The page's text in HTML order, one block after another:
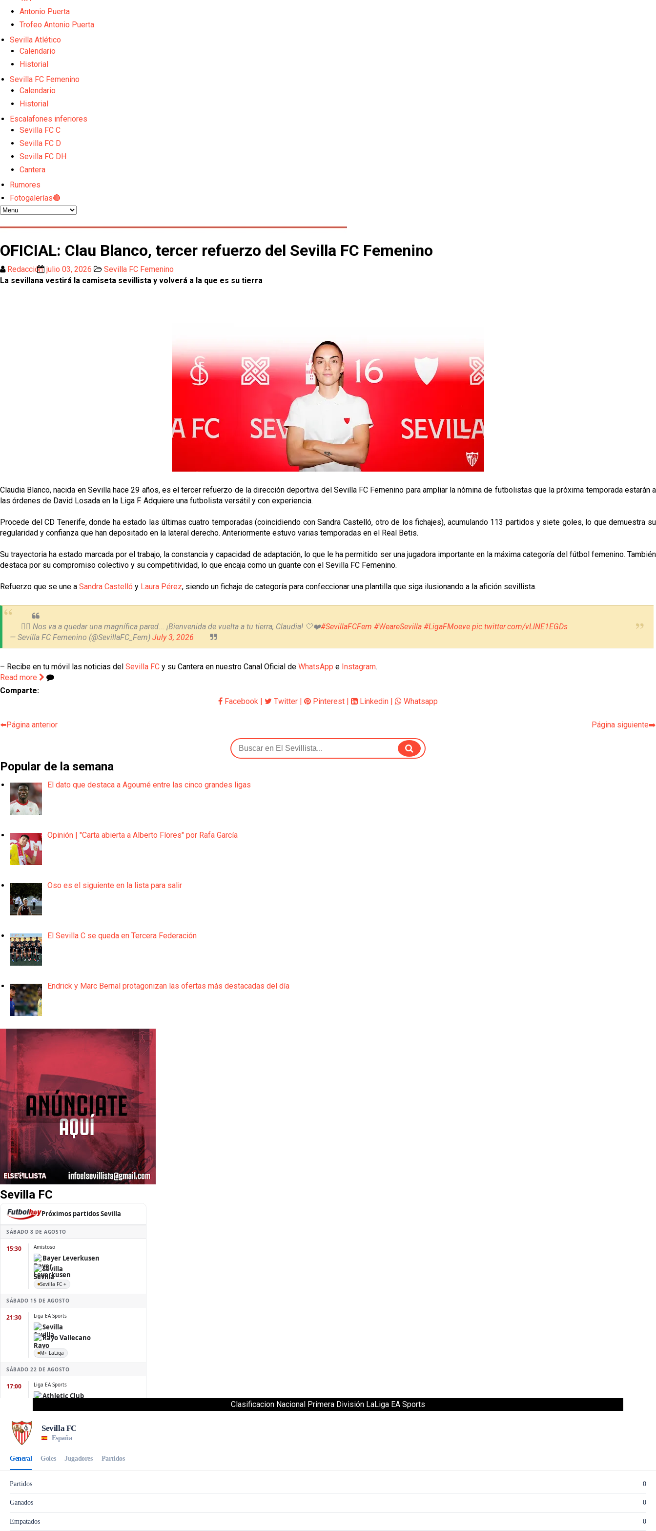
Análisis I Quién es y cómo juega Fran González
Endrick y Marc Bernal protagonizan las ofertas más destacadas del día
OFICIAL | Juanlu se marcha al Bournemouth
Antonio Puerta
Trofeo Antonio Puerta
Sevilla Atlético
Calendario
Historial
Sevilla FC Femenino
Calendario
Historial
Escalafones inferiores
Sevilla FC C
Sevilla FC D
Sevilla FC DH
Cantera
Rumores
Fotogalerías🔴
OFICIAL: Clau Blanco, tercer refuerzo del Sevilla FC Femenino
Redacción julio 03, 2026
Sevilla FC Femenino
La sevillana vestirá la camiseta sevillista y volverá a la que es su tierra
Claudia Blanco, nacida en Sevilla hace 29 años, es el tercer refuerzo de la dirección deportiva del Sevilla FC Femenino para ampliar la nómina de futbolistas que la próxima temporada estarán a
las órdenes de David Losada en la Liga F. Adquiere una futbolista versátil y con experiencia.
Procede del CD Tenerife, donde ha estado las últimas cuatro temporadas (coincidiendo con Sandra Castelló, otro de los fichajes), acumulando 113 partidos y siete goles, lo que demuestra su
regularidad y confianza que han depositado en la lateral derecho. Anteriormente estuvo varias temporadas en el Real Betis.
Su trayectoria ha estado marcada por el trabajo, la constancia y capacidad de adaptación, lo que le ha permitido ser una jugadora importante en la máxima categoría del fútbol femenino. También
destaca por su compromiso colectivo y su competitividad, lo que encaja como un guante con el Sevilla FC Femenino.
Refuerzo que se une a Sandra Castelló y Laura Pérez, siendo un fichaje de categoría para confeccionar una plantilla que siga ilusionando a la afición sevillista.
🕵🏻 Nos va a quedar una magnífica pared... ¡Bienvenida de vuelta a tu tierra, Claudia! 🤍❤️#SevillaFCFem #WeareSevilla #LigaFMoeve pic.twitter.com/vLlNE1EGDs
— Sevilla FC Femenino (@SevillaFC_Fem) July 3, 2026
– Recibe en tu móvil las noticias del Sevilla FC y su Cantera en nuestro Canal Oficial de WhatsApp e Instagram.
Read more
Comparte:
Facebook | Twitter | Pinterest | Linkedin | Whatsapp
⬅️Página anterior Página siguiente➡️
Popular de la semana
El dato que destaca a Agoumé entre las cinco grandes ligas
Opinión | "Carta abierta a Alberto Flores" por Rafa García
Oso es el siguiente en la lista para salir
El Sevilla C se queda en Tercera Federación
Endrick y Marc Bernal protagonizan las ofertas más destacadas del día
Sevilla FC
Clasificacion Nacional Primera División LaLiga EA Sports